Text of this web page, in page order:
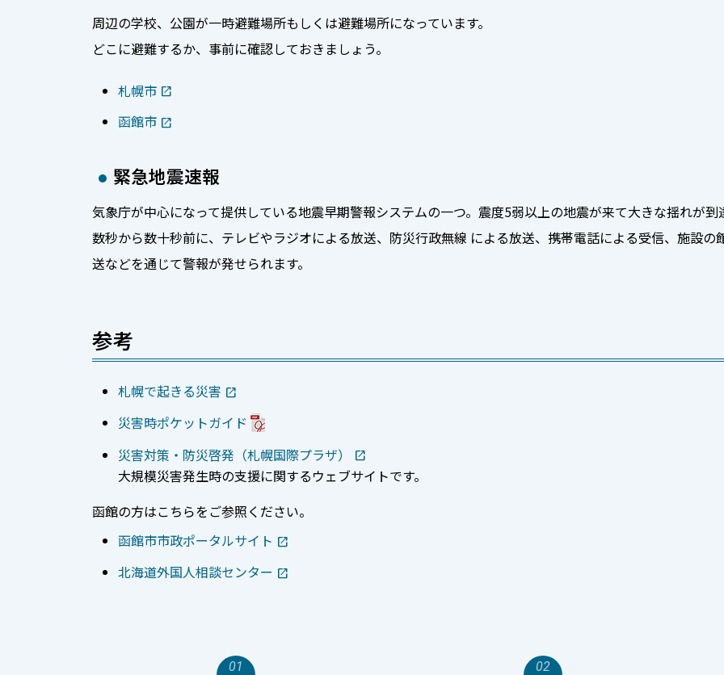
周辺の学校、公園が一時避難場所もしくは避難場所になっています。
どこに避難するか、事前に確認しておきましょう。
札幌市
函館市
緊急地震速報
気象庁が中心になって提供している地震早期警報システムの一つ。震度5弱以上の地震が来て大きな揺れが到
数秒から数十秒前に、テレビやラジオによる放送、防災行政無線 による放送、携帯電話による受信、施設の
送などを通じて警報が発せられます。
参考
札幌で起きる災害
災害時ポケットガイド
災害対策・防災啓発（札幌国際プラザ）
大規模災害発生時の支援に関するウェブサイトです。
函館の方はこちらをご参照ください。
函館市市政ポータルサイト
北海道外国人相談センター
01 02